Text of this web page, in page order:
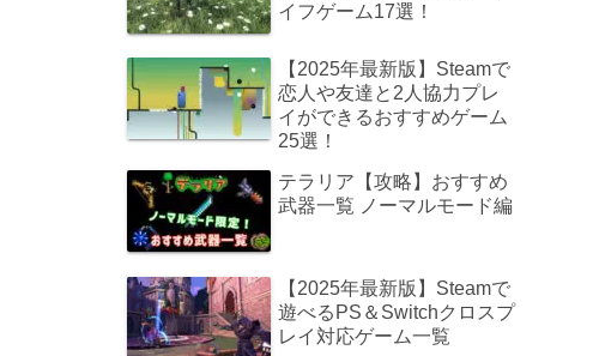
イフゲーム17選！
【2025年最新版】Steamで
恋人や友達と2人協力プレ
イができるおすすめゲーム
25選！
テラリア【攻略】おすすめ
武器一覧 ノーマルモード編
【2025年最新版】Steamで
遊べるPS＆Switchクロスプ
レイ対応ゲーム一覧